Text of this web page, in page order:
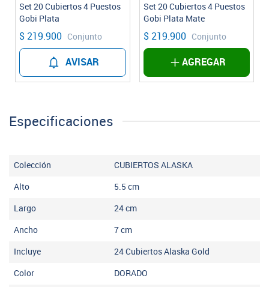
Set 20 Cubiertos 4 Puestos
Gobi Plata
$ 219.900 Conjunto
AVISAR
Set 20 Cubiertos 4 Puestos
Gobi Plata Mate
$ 219.900 Conjunto
AGREGAR
Especificaciones
Colección CUBIERTOS ALASKA
Alto 5.5 cm
Largo 24cm
Ancho 7cm
Incluye 24 Cubiertos Alaska Gold
Color DORADO